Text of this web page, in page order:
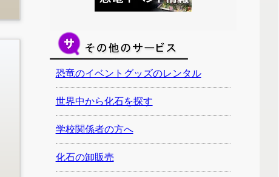
恐竜のイベントグッズのレンタル
世界中から化石を探す
学校関係者の方へ
化石の卸販売